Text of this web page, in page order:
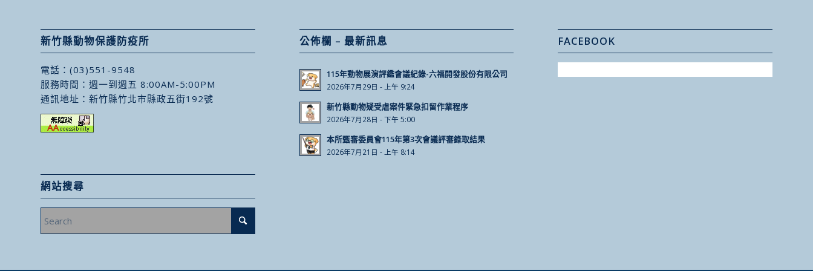
新竹縣動物保護防疫所
電話： (03)551-9548
服務時間：週一到週五 8:00AM-5:00PM
通訊地址： 新竹縣竹北市縣政五街192號
網站搜尋
公佈欄 – 最新訊息
115年動物展演評鑑會議紀錄-六福開發股份有限公司
2026年7月29日 - 上午 9:24
新竹縣動物疑受虐案件緊急扣留作業程序
2026年7月28日 - 下午 5:00
本所甄審委員會115年第3次會議評審錄取結果
2026年7月21日 - 上午 8:14
FACEBOOK